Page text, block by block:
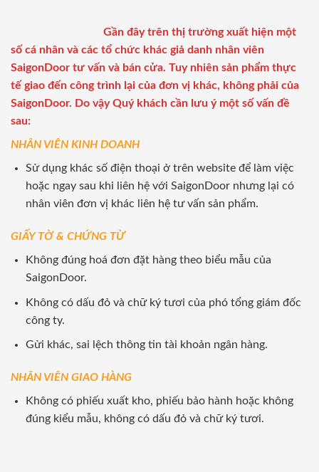
Gần đây trên thị trường xuất hiện một
số cá nhân và các tổ chức khác giả danh nhân viên
SaigonDoor tư vấn và bán cửa. Tuy nhiên sản phẩm thực
tế giao đến công trình lại của đơn vị khác, không phải của
SaigonDoor. Do vậy Quý khách cần lưu ý một số vấn đề
sau:
NHÂN VIÊN KINH DOANH
Sử dụng khác số điện thoại ở trên website để làm việc
hoặc ngay sau khi liên hệ với SaigonDoor nhưng lại có
nhân viên đơn vị khác liên hệ tư vấn sản phẩm.
GIẤY TỜ & CHỨNG TỪ
Không đúng hoá đơn đặt hàng theo biểu mẫu của
SaigonDoor.
Không có dấu đỏ và chữ ký tươi của phó tổng giám đốc
công ty.
Gửi khác, sai lệch thông tin tài khoản ngân hàng.
NHÂN VIÊN GIAO HÀNG
Không có phiếu xuất kho, phiếu bảo hành hoặc không
đúng kiểu mẫu, không có dấu đỏ và chữ ký tươi.